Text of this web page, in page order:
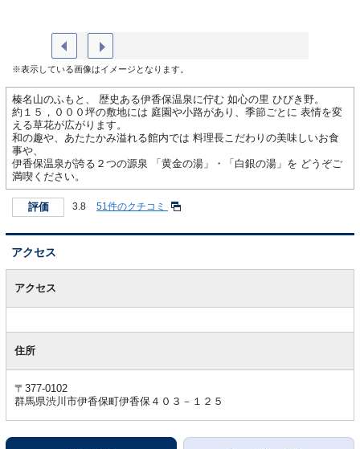
※表示している画像はイメージとなります。
榛名山のふもと、 歴史ある伊香保温泉に佇む 如心の里 ひびき野。
約１５，０００坪の敷地には 庭園や小路があり、季節ごとに 表情を変
える草花が広がります。
和の趣や、あたたかみ溢れる館内では 料理長こだわりの美味しいお食
事や、
伊香保温泉が誇る２つの源泉 「黄金の湯」・「白銀の湯」を どうぞご
満喫ください。
評価 3.8 51件のクチコミ
アクセス
アクセス
住所
〒377-0102
群馬県渋川市伊香保町伊香保４０３－１２５